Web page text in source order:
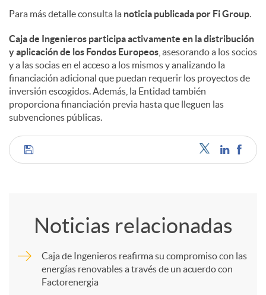
Para más detalle consulta la noticia publicada por Fi Group.
Caja de Ingenieros participa activamente en la distribución
y aplicación de los Fondos Europeos , asesorando a los socios
y a las socias en el acceso a los mismos y analizando la
financiación adicional que puedan requerir los proyectos de
inversión escogidos. Además, la Entidad también
proporciona financiación previa hasta que lleguen las
subvenciones públicas.
C
m
Noticias relacionadas
Caja de Ingenieros reafirma su compromiso con las
energías renovables a través de un acuerdo con
Factorenergia